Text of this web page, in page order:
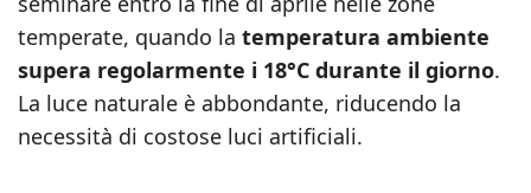
temperate, quando la temperatura ambiente
supera regolarmente i 18°C durante il giorno.
La luce naturale è abbondante, riducendo la
necessità di costose luci artificiali.